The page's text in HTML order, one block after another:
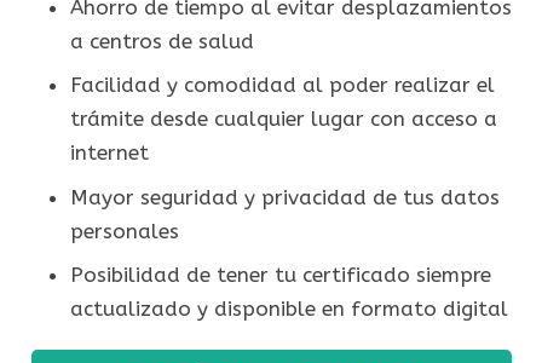
Ahorro de tiempo al evitar desplazamientos
a centros de salud
Facilidad y comodidad al poder realizar el
trámite desde cualquier lugar con acceso a
internet
Mayor seguridad y privacidad de tus datos
personales
Posibilidad de tener tu certificado siempre
actualizado y disponible en formato digital